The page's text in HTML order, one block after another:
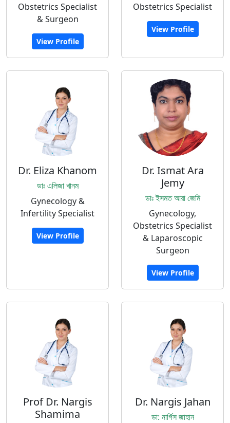
Obstetrics Specialist
& Surgeon
View Profile
Obstetrics Specialist
View Profile
Dr. Eliza Khanom
ডাঃ এলিজা খানম
Gynecology &
Infertility Specialist
View Profile
Dr. Ismat Ara
Jemy
ডাঃ ইসমত আরা জেমি
Gynecology,
Obstetrics Specialist
& Laparoscopic
Surgeon
View Profile
Prof Dr. Nargis
Shamima
Dr. Nargis Jahan
ডা: নার্গিস জাহান